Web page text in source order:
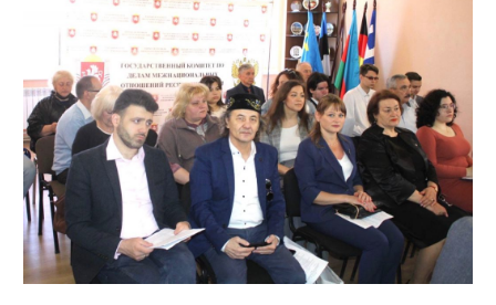
ЭКСТРЕМИЗМА,
ТЕРРОРИЗМА
И
КОРРУПЦИИ»